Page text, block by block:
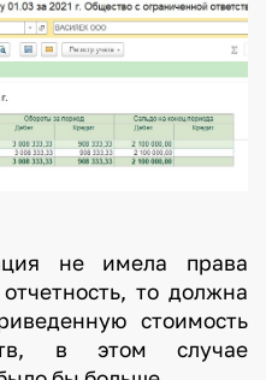
не имела права
то должна
стоимость
в этом случае